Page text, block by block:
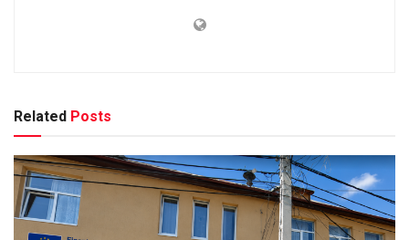
Related Posts